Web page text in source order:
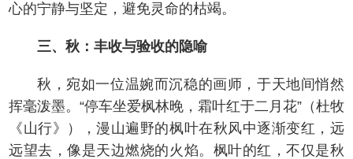
心的宁静与坚定，避免灵命的枯竭。
三、秋：丰收与验收的隐喻
秋，宛如一位温婉而沉稳的画师，于天地间悄然
挥毫泼墨。“停车坐爱枫林晚，霜叶红于二月花”（杜牧
《山行》），漫山遍野的枫叶在秋风中逐渐变红，远
远望去，像是天边燃烧的火焰。枫叶的红，不仅是秋